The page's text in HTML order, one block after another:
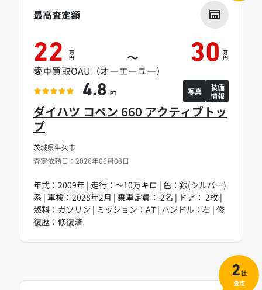
茨城県牛久市
査定依頼日：2026年06月08日
ダイハツ コペン 660 アクティブトッ
プ
年式：2009年 | 走行：～10万キロ | 色：銀(シルバー)
系 | 車検：2028年2月 | 乗車定員： 2名 | ドア： 2枚 |
燃料：ガソリン | ミッション：AT | ハンドル：右 | 修
復歴：修復済
最高査定額
22 万
円 ～ 30 万
円
愛車買取OAU（オーエーユー）
4.8 PT 写真
装備
情報
2社
査定